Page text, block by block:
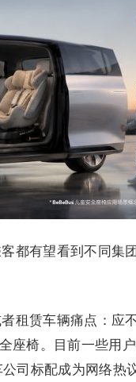
都有望看到不同集
租赁车辆痛点：应
座椅。目前一些用
司标配成为网络热